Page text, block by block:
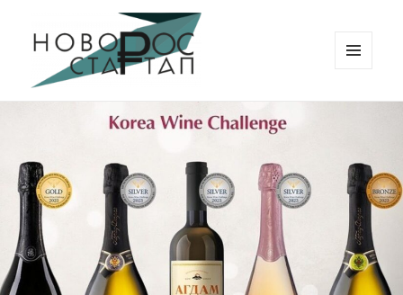
Новорос Стартап
ВИДЖЕТЫ